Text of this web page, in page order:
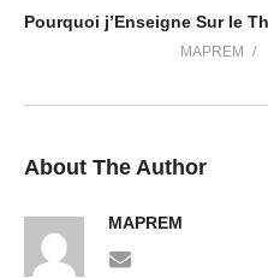
MAPREM
About The Author
MAPREM